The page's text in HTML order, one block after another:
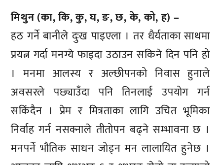
मिथुन (का, कि, कु, घ, ङ, छ, के, को, ह) –
हठ गर्ने बानीले दुःख पाइएला । तर धैर्यताका साथमा
प्रयत्न गर्दा मनग्ये फाइदा उठाउन सकिने दिन पनि हो
। मनमा आलस्य र अल्छीपनको निवास हुनाले
अवसरले पछ्याउँदा पनि तिनलाई उपयोग गर्न
सकिंदैन । प्रेम र मित्रताका लागि उचित भूमिका
निर्वाह गर्न नसक्नाले तीतोपन बढ्ने सम्भावना छ ।
मनपर्ने भौतिक साधन जोड्न मन लालायित हुनेछ ।